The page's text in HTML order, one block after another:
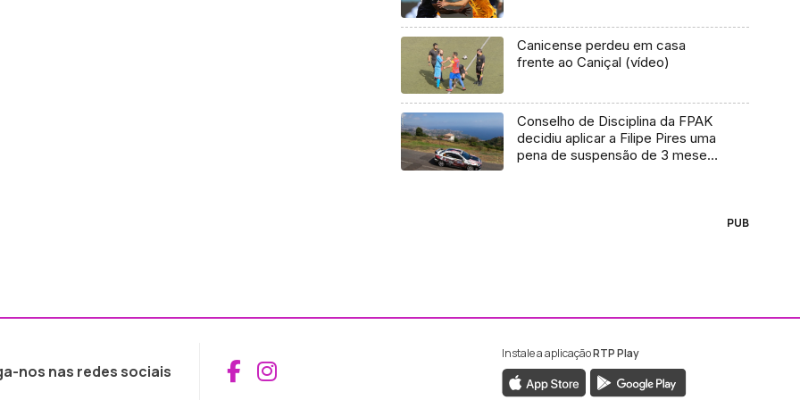
Canicense perdeu em casa
frente ao Caniçal (vídeo)
Conselho de Disciplina da FPAK
decidiu aplicar a Filipe Pires uma
pena de suspensão de 3 meses,
PUB
nos nas redes sociais Aceder ao Facebook da RTP Madeira
Aceder ao Instagram da RTP Madeira
Instale a aplicaçãoRTP Play